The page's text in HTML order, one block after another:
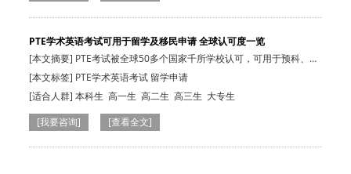
PTE学术英语考试可用于留学及移民申请 全球认可度一览
[本文摘要] PTE考试被全球50多个国家千所学校认可，可用于预科、本
科、研究生…
[本文标签] PTE学术英语考试 留学申请
[适合人群] 本科生 高一生 高二生 高三生 大专生
[我要咨询]
[查看全文]